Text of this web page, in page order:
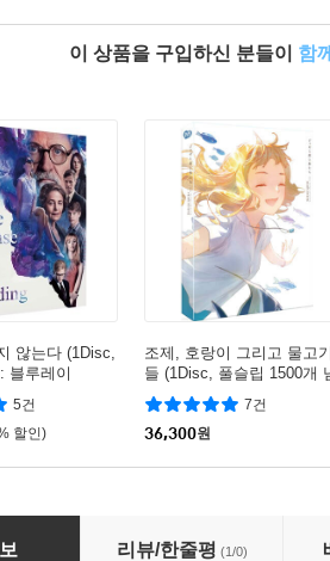
이 상품을 구입하신 분들이 함
않는다 (1Disc,
블루레이
5건
할인)
조제, 호랑이 그리고 물고기
들 (1Disc, 풀슬립 1500개
버링 한정판) : 블루레이
7건
36,300원
루레이 (초회 한정판)
리뷰/한줄평 (1/0)